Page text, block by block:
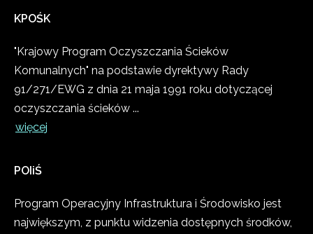
KPOŚK
"Krajowy Program Oczyszczania Ścieków
Komunalnych" na podstawie dyrektywy Rady
91/271/EWG z dnia 21 maja 1991 roku dotyczącej
oczyszczania ścieków ...
więcej
POIiŚ
Program Operacyjny Infrastruktura i Środowisko jest
największym, z punktu widzenia dostępnych środków,